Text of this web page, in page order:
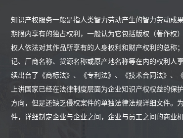
知识产权服务一般是指人类智力劳动产生的智力劳动成
期限内享有的独占权利，一般认为它包括版权（著作权
权人依法对其作品所享有的人身权利和财产权利的总称
记、厂商名称、货源名称或原产地名称等在内的权利人
续出台了《商标法》、《专利法》、《技术合同法》、
上讲国家已经在法律制度层面为企业知识产权权益的
方向，但是还缺乏侵权案件的单独法律法规详细文件。
件，详细制定企业与企业之间，企业与员工之间的商业